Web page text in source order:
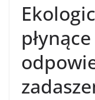
płynące